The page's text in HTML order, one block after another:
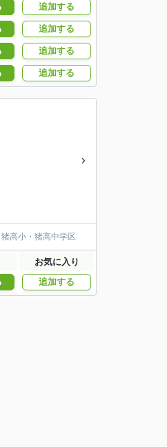
追加する
追加する
追加する
追加する
高小・猪高中学区
お気に入り
追加する